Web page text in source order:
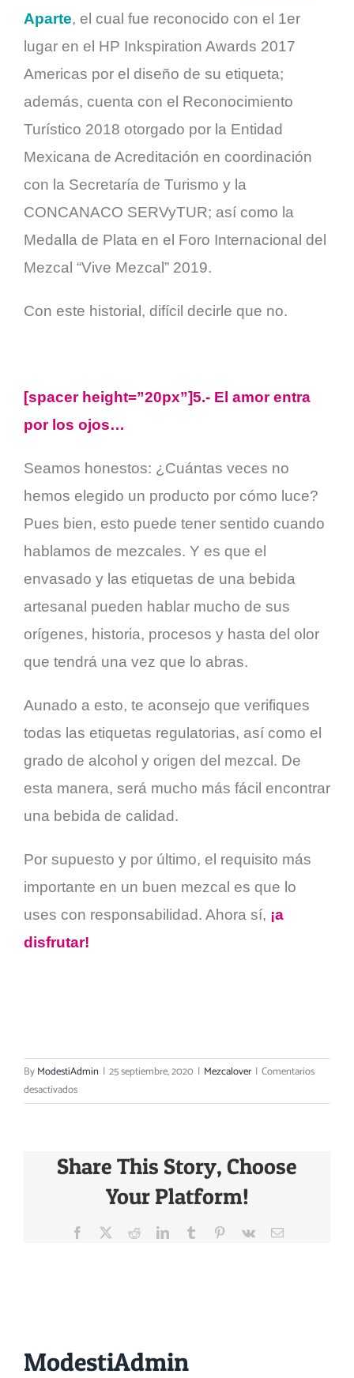
Aparte, el cual fue reconocido con el 1er
lugar en el HP Inkspiration Awards 2017
Americas por el diseño de su etiqueta;
además, cuenta con el Reconocimiento
Turístico 2018 otorgado por la Entidad
Mexicana de Acreditación en coordinación
con la Secretaría de Turismo y la
CONCANACO SERVyTUR; así como la
Medalla de Plata en el Foro Internacional del
Mezcal “Vive Mezcal” 2019.
Con este historial, difícil decirle que no.
[spacer height=”20px”]5.- El amor entra
por los ojos…
Seamos honestos: ¿Cuántas veces no
hemos elegido un producto por cómo luce?
Pues bien, esto puede tener sentido cuando
hablamos de mezcales. Y es que el
envasado y las etiquetas de una bebida
artesanal pueden hablar mucho de sus
orígenes, historia, procesos y hasta del olor
que tendrá una vez que lo abras.
Aunado a esto, te aconsejo que verifiques
todas las etiquetas regulatorias, así como el
grado de alcohol y origen del mezcal. De
esta manera, será mucho más fácil encontrar
una bebida de calidad.
Por supuesto y por último, el requisito más
importante en un buen mezcal es que lo
uses con responsabilidad. Ahora sí, ¡a
disfrutar!
ByModestiAdmin | 25 septiembre, 2020 | Mezcalover | Comentarios
desactivadosen
5
debes
saber
buscando
Share This Story, Choose
Your Platform!
Facebook RedditLinkedInTumblr Pinterest
Vk Email
ModestiAdmin